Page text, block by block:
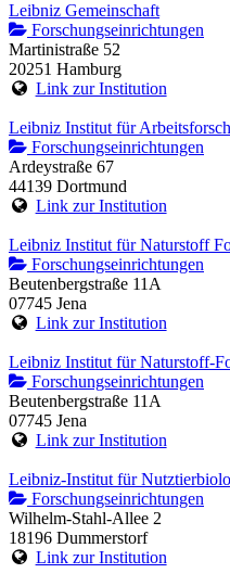
Leibniz Gemeinschaft
Forschungseinrichtungen
Martinistraße 52
20251 Hamburg
Link zur Institution
Leibniz Institut für
Forschungseinrichtungen
Ardeystraße 67
44139 Dortmund
Link zur Institution
Leibniz Institut für Naturstoff
Forschungseinrichtungen
Beutenbergstraße 11A
07745 Jena
Link zur Institution
Leibniz Institut für Naturstoff-
Forschungseinrichtungen
Beutenbergstraße 11A
07745 Jena
Link zur Institution
Leibniz-Institut für
Forschungseinrichtungen
Wilhelm-Stahl-Allee 2
18196 Dummerstorf
Link zur Institution